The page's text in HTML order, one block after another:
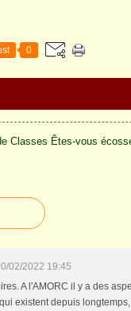
0
Classes Êtes-vous
02/2022 19:45
A l'AMORC il y a des
existent depuis